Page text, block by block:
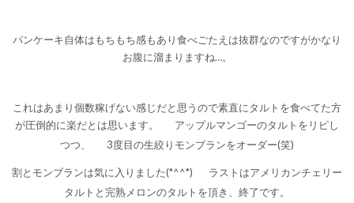
パンケーキ自体はもちもち感もあり食べごたえは抜群なのですがかなり
お腹に溜まりますね…。
これはあまり個数稼げない感じだと思うので素直にタルトを食べてた方
が圧倒的に楽だとは思います。
アップルマンゴーのタルトをリピし
つつ、
3度目の生絞りモンブランをオーダー(笑)
割とモンブランは気に入りました(*^^*)
ラストはアメリカンチェリー
タルトと完熟メロンのタルトを頂き、終了です。